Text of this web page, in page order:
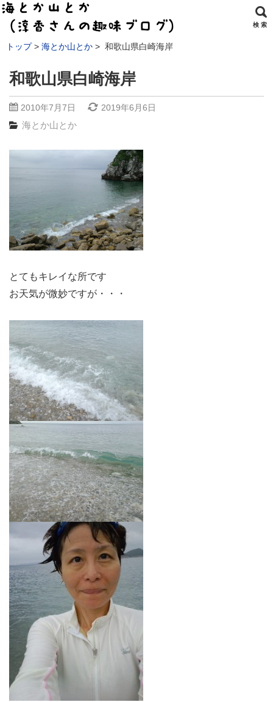
検 索
トップ 海とか山とか 和歌山県白崎海岸
和歌山県白崎海岸
2010年7月7日 2019年6月6日
海とか山とか
とてもキレイな所です
お天気が微妙ですが・・・